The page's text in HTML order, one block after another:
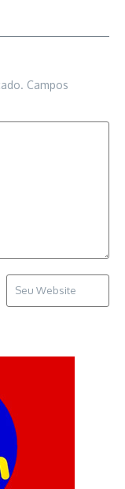
Campos